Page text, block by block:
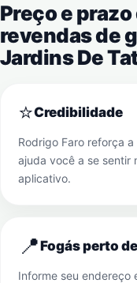
Preço e
revendas de
Jardins De
⭐Credibilidade
Rodrigo Faro reforça
ajuda você a se sentir
aplicativo.
📍Fogás perto
Informe seu endereço